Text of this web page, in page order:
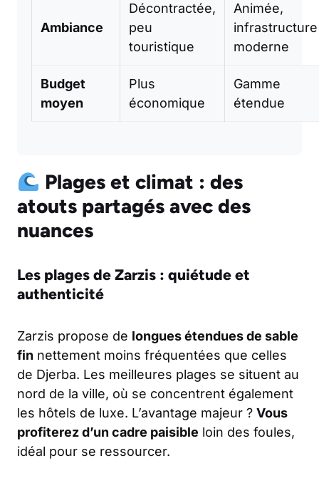
Ambiance
Décontractée,
peu
touristique
Animée,
infrastructure
moderne
Budget
moyen
Plus
économique
Gamme
étendue
Plages et climat : des
atouts partagés avec des
nuances
Les plages de Zarzis : quiétude et
authenticité
Zarzis propose de longues étendues de sable
fin nettement moins fréquentées que celles
de Djerba. Les meilleures plages se situent au
nord de la ville, où se concentrent également
les hôtels de luxe. L’avantage majeur ? Vous
profiterez d’un cadre paisible loin des foules,
idéal pour se ressourcer.